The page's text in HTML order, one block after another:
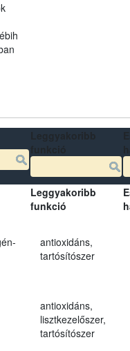
Leggyakoribb
funkció
antioxidáns,
tartósítószer
antioxidáns,
lisztkezelőszer,
tartósítószer